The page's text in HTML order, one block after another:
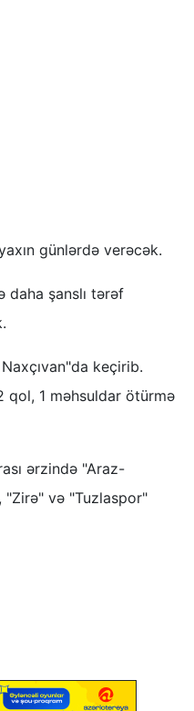
günlərdə verəcək.
daha şanslı tərəf
keçirib.
qol, 1 məhsuldar ötürmə
ərzində "Araz-
"Zirə" və "Tuzlaspor"